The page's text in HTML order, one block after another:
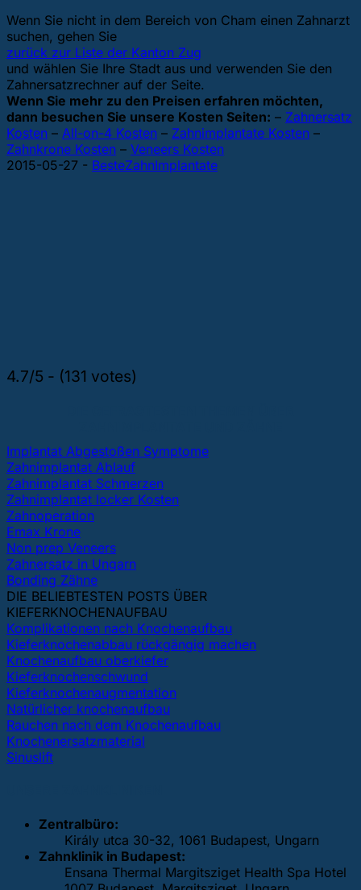
Wenn Sie nicht in dem Bereich von Cham einen Zahnarzt
suchen, gehen Sie
zurück zur Liste der Kanton Zug
und wählen Sie Ihre Stadt aus und verwenden Sie den
Zahnersatzrechner auf der Seite.
Wenn Sie mehr zu den Preisen erfahren möchten,
dann besuchen Sie unsere Kosten Seiten: – Zahnersatz
Kosten – All-on-4 Kosten – Zahnimplantate Kosten –
Zahnkrone Kosten – Veneers Kosten
2015-05-27 - BesteZahnImplantate
4.7/5 - (131 votes)
Implantat Abgestoßen Symptome
Zahnimplantat Ablauf
Zahnimplantat Schmerzen
Zahnimplantat locker Kosten
Zahnoperation
Emax Krone
Non prep Veneers
Zahnersatz in Ungarn
Bonding Zähne
DIE BELIEBTESTEN POSTS ÜBER
KIEFERKNOCHENAUFBAU
Komplikationen nach Knochenaufbau
Kieferknochenabbau rückgängig machen
Knochenaufbau oberkiefer
Kieferknochenschwund
Kieferknochenaugmentation
Natürlicher knochenaufbau
Rauchen nach dem Knochenaufbau
Knochenersatzmaterial
Sinuslift
Zentralbüro:
Király utca 30-32, 1061 Budapest, Ungarn
Zahnklinik in Budapest:
Ensana Thermal Margitsziget Health Spa Hotel